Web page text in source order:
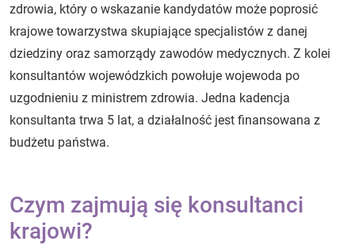
zdrowia, który o wskazanie kandydatów może poprosić
krajowe towarzystwa skupiające specjalistów z danej
dziedziny oraz samorządy zawodów medycznych. Z kolei
konsultantów wojewódzkich powołuje wojewoda po
uzgodnieniu z ministrem zdrowia. Jedna kadencja
konsultanta trwa 5 lat, a działalność jest finansowana z
budżetu państwa.
Czym zajmują się konsultanci
krajowi?